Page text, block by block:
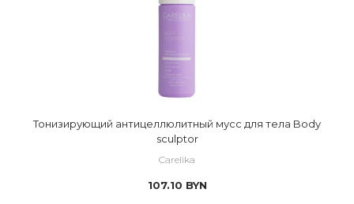
Тонизирующий антицеллюлитный мусс для тела Body
sculptor
Carelika
107.10 BYN